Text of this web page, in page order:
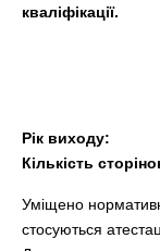
кваліфікації.
Рік виходу:
Кількість
Уміщено
стосуються